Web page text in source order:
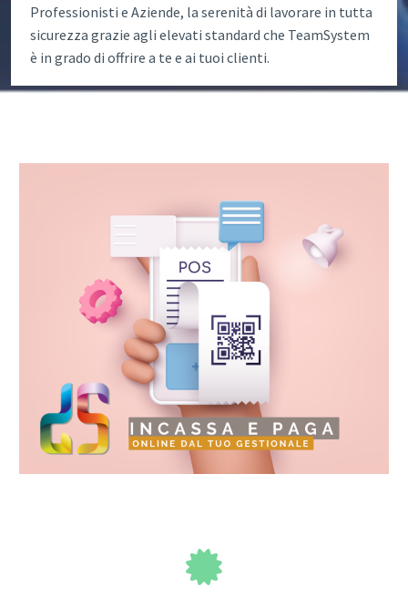
Professionisti e Aziende, la serenità di lavorare in tutta
sicurezza grazie agli elevati standard che TeamSystem
è in grado di offrire a te e ai tuoi clienti.